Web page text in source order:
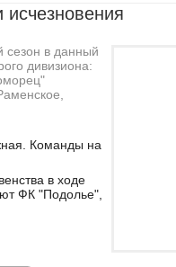
сезон в данный
дивизиона:
Команды на
в ходе
ФК "Подолье",